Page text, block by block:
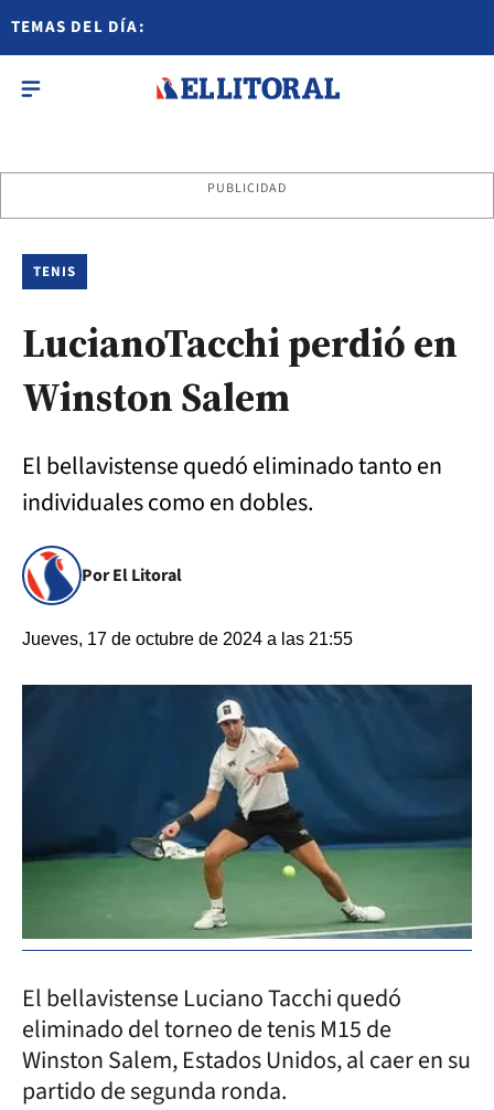
TEMAS DEL DÍA:
PUBLICIDAD
TENIS
LucianoTacchi perdió en
Winston Salem
El bellavistense quedó eliminado tanto en
individuales como en dobles.
Por El Litoral
Jueves, 17 de octubre de 2024 a las 21:55
El bellavistense Luciano Tacchi quedó
eliminado del torneo de tenis M15 de
Winston Salem, Estados Unidos, al caer en su
partido de segunda ronda.